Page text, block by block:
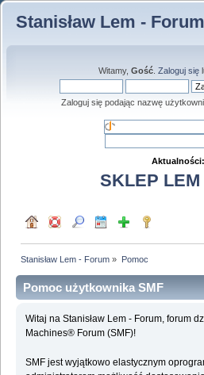
Stanisław Lem - Forum
Witamy, Gość. Zaloguj się
Zaloguj się podając nazwę
Aktualności:
SKLEP LEM
Stanisław Lem - Forum » Pomoc
Pomoc użytkownika SMF
Witaj na Stanisław Lem - Forum, forum
Machines® Forum (SMF)!
SMF jest wyjątkowo elastycznym